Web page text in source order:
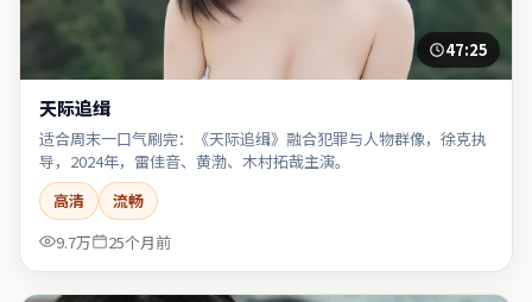
47:25
天际追缉
适合周末一口气刷完：《天际追缉》融合犯罪与人物群像，徐克执
导，2024年，雷佳音、黄渤、木村拓哉主演。
高清
流畅
9.7万
25个月前